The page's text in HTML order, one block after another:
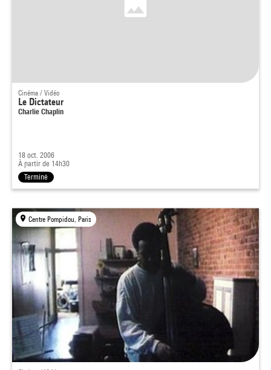
Cinéma / Vidéo
Le Dictateur
Charlie Chaplin
18 oct. 2006
À partir de 14h30
Terminé
Centre Pompidou, Paris